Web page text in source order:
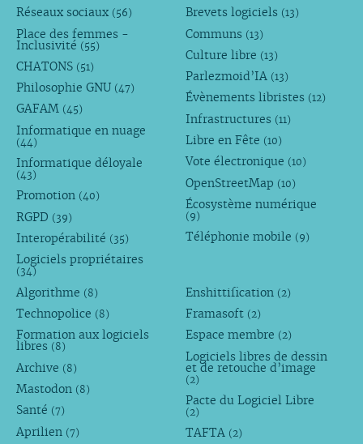
Réseaux sociaux (56)
Place des femmes -
Inclusivité (55)
CHATONS (51)
Philosophie GNU (47)
GAFAM (45)
Informatique en nuage
(44)
Informatique déloyale
(43)
Promotion (40)
RGPD (39)
Interopérabilité (35)
Logiciels propriétaires
(34)
Brevets logiciels (13)
Communs (13)
Culture libre (13)
Parlezmoid’IA (13)
Évènements libristes (12)
Infrastructures (11)
Libre en Fête (10)
Vote électronique (10)
OpenStreetMap (10)
Écosystème numérique
(9)
Téléphonie mobile (9)
Algorithme (8)
Technopolice (8)
Formation aux logiciels
libres (8)
Archive (8)
Mastodon (8)
Santé (7)
Aprilien (7)
Enshittification (2)
Framasoft (2)
Espace membre (2)
Logiciels libres de dessin
et de retouche d’image
(2)
Pacte du Logiciel Libre
(2)
TAFTA (2)